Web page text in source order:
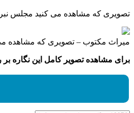
تصویری که مشاهده می کنید مجلس
میراث مکتوب – تصویری که مشاهده می کنید مجلس نبرد
برای مشاهده تصویر کامل این نگاره